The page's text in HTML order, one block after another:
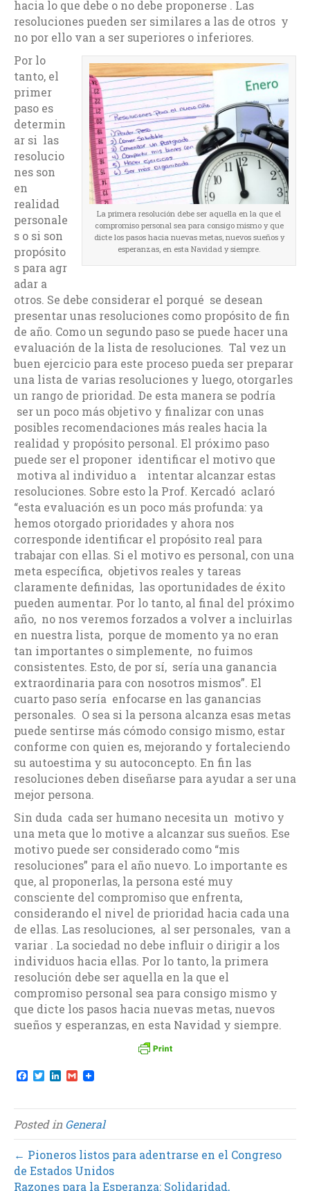
hacia lo que debe o no debe proponerse . Las
resoluciones pueden ser similares a las de otros y
no por ello van a ser superiores o inferiores.
La primera resolución debe ser aquella en la que el
compromiso personal sea para consigo mismo y que
dicte los pasos hacia nuevas metas, nuevos sueños y
esperanzas, en esta Navidad y siempre.
Por lo
tanto, el
primer
paso es
determin
ar si las
resolucio
nes son
en
realidad
personale
s o si son
propósito
s para agr
adar a
otros. Se debe considerar el porqué se desean
presentar unas resoluciones como propósito de fin
de año. Como un segundo paso se puede hacer una
evaluación de la lista de resoluciones. Tal vez un
buen ejercicio para este proceso pueda ser preparar
una lista de varias resoluciones y luego, otorgarles
un rango de prioridad. De esta manera se podría
ser un poco más objetivo y finalizar con unas
posibles recomendaciones más reales hacia la
realidad y propósito personal. El próximo paso
puede ser el proponer identificar el motivo que
motiva al individuo a intentar alcanzar estas
resoluciones. Sobre esto la Prof. Kercadó aclaró
“esta evaluación es un poco más profunda: ya
hemos otorgado prioridades y ahora nos
corresponde identificar el propósito real para
trabajar con ellas. Si el motivo es personal, con una
meta específica, objetivos reales y tareas
claramente definidas, las oportunidades de éxito
pueden aumentar. Por lo tanto, al final del próximo
año, no nos veremos forzados a volver a incluirlas
en nuestra lista, porque de momento ya no eran
tan importantes o simplemente, no fuimos
consistentes. Esto, de por sí, sería una ganancia
extraordinaria para con nosotros mismos”. El
cuarto paso sería enfocarse en las ganancias
personales. O sea si la persona alcanza esas metas
puede sentirse más cómodo consigo mismo, estar
conforme con quien es, mejorando y fortaleciendo
su autoestima y su autoconcepto. En fin las
resoluciones deben diseñarse para ayudar a ser una
mejor persona.
Sin duda cada ser humano necesita un motivo y
una meta que lo motive a alcanzar sus sueños. Ese
motivo puede ser considerado como “mis
resoluciones” para el año nuevo. Lo importante es
que, al proponerlas, la persona esté muy
consciente del compromiso que enfrenta,
considerando el nivel de prioridad hacia cada una
de ellas. Las resoluciones, al ser personales, van a
variar . La sociedad no debe influir o dirigir a los
individuos hacia ellas. Por lo tanto, la primera
resolución debe ser aquella en la que el
compromiso personal sea para consigo mismo y
que dicte los pasos hacia nuevas metas, nuevos
sueños y esperanzas, en esta Navidad y siempre.
F
e
b
o
o
k
T
t
t
e
r
L
k
e
d
I
n
G
i
l
Posted inGeneral
← Pioneros listos para adentrarse en el Congreso
de Estados Unidos
Razones para la Esperanza: Solidaridad,